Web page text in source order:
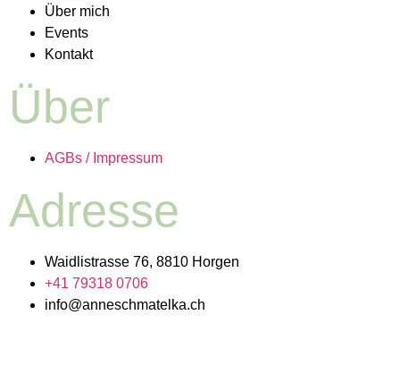
Über mich
Events
Kontakt
Über
AGBs / Impressum
Adresse
Waidlistrasse 76, 8810 Horgen
+41 79318 0706
info@anneschmatelka.ch